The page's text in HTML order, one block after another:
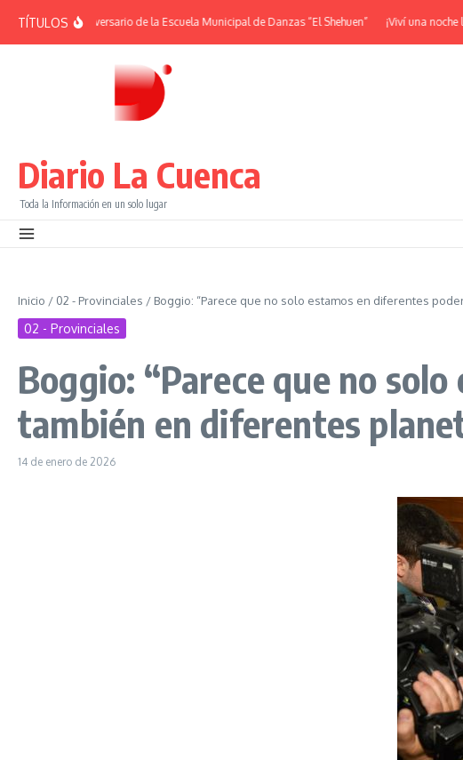
TÍTULOS
| 38° Aniversario de la Escuela Municipal de Danzas “El Shehuen” ¡Viví una noche
Diario La Cuenca
Toda la Información en un solo lugar
Inicio / 02 - Provinciales / Boggio: “Parece que no solo estamos en diferentes
02 - Provinciales
Boggio: “Parece que no
también en diferentes
14 de enero de 2026